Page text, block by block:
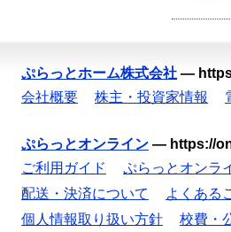
ぷらっとホーム株式会社 —
会社概要
株主・投資家情報
ぷらっとオンライン — https://
ご利用ガイド
ぷらっとオンラ
配送・決済について
よくある
個人情報取り扱い方針
校費・